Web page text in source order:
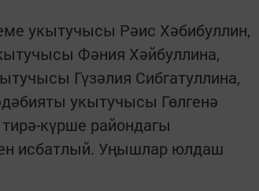
укытучысы Рәис Хәбибуллин,
Фәния Хәйбуллина,
Гүзәлия Сибгатуллина,
укытучысы Гөлгенә
күрше райондагы
исбатлый. Уңышлар юлдаш